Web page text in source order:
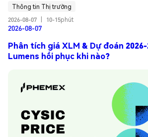
Thông tin Thị trường
2026-08-07
10-15phút
2026-08-07
Phân tích giá XLM & Dự đoán
Lumens hồi phục khi nào?